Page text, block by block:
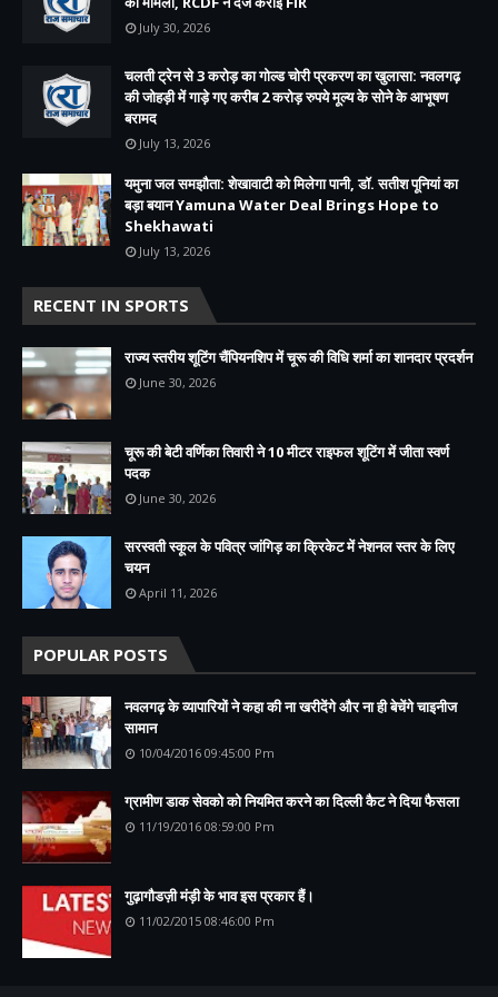
July 30, 2026
चलती ट्रेन से 3 करोड़ का गोल्ड चोरी प्रकरण का खुलासा: नवलगढ़
की जोहड़ी में गाड़े गए करीब 2 करोड़ रुपये मूल्य के सोने के आभूषण
बरामद
July 13, 2026
यमुना जल समझौता: शेखावाटी को मिलेगा पानी, डॉ. सतीश पूनियां का
बड़ा बयान Yamuna Water Deal Brings Hope to
Shekhawati
July 13, 2026
RECENT IN SPORTS
राज्य स्तरीय शूटिंग चैंपियनशिप में चूरू की विधि शर्मा का शानदार प्रदर्शन
June 30, 2026
चूरू की बेटी वर्णिका तिवारी ने 10 मीटर राइफल शूटिंग में जीता स्वर्ण
पदक
June 30, 2026
सरस्वती स्कूल के पवित्र जांगिड़ का क्रिकेट में नेशनल स्तर के लिए
चयन
April 11, 2026
POPULAR POSTS
नवलगढ़ के व्यापारियों ने कहा की ना खरीदेंगे और ना ही बेचेंगे चाइनीज
सामान
10/04/2016 09:45:00 Pm
ग्रामीण डाक सेवको को नियमित करने का दिल्ली कैट ने दिया फैसला
11/19/2016 08:59:00 Pm
गुढ़ागौडज़ी मंड़ी के भाव इस प्रकार हैं।
11/02/2015 08:46:00 Pm